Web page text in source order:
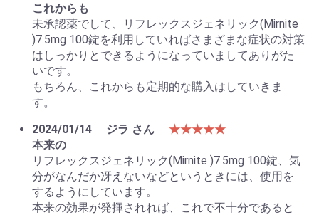
お買い物を続ける
これからも
未承認薬でして、リフレックスジェネリック(Mirnite
)7.5mg 100錠を利用していればさまざまな症状の対策
はしっかりとできるようになっていましてありがた
いです。
もちろん、これからも定期的な購入はしていきま
す。
2024/01/14
ジラ さん
★★★★★
本来の
リフレックスジェネリック(Mirnite )7.5mg 100錠、気
分がなんだか冴えないなどというときには、使用を
するようにしています。
本来の効果が発揮されれば、これで不十分であると